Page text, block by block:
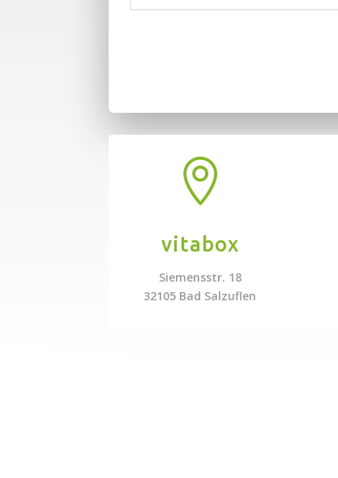

vitabox
Siemensstr. 18
32105 Bad Salzuflen